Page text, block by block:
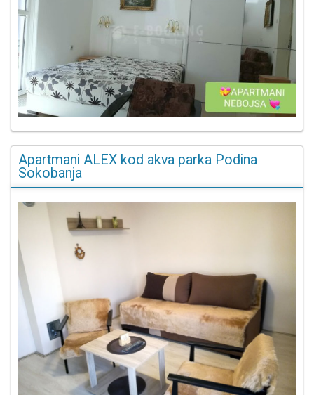
Apartmani ALEX kod akva parka Podina
Sokobanja